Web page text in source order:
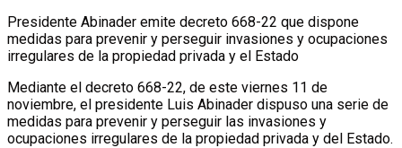
Presidente Abinader emite decreto 668-22 que dispone
medidas para prevenir y perseguir invasiones y ocupaciones
irregulares de la propiedad privada y el Estado
Mediante el decreto 668-22, de este viernes 11 de
noviembre, el presidente Luis Abinader dispuso una serie de
medidas para prevenir y perseguir las invasiones y
ocupaciones irregulares de la propiedad privada y del Estado.